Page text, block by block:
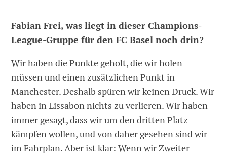
Fabian Frei, was liegt in dieser Champions-
League-Gruppe für den FC Basel noch drin?
Wir haben die Punkte geholt, die wir holen
müssen und einen zusätzlichen Punkt in
Manchester. Deshalb spüren wir keinen Druck. Wir
haben in Lissabon nichts zu verlieren. Wir haben
immer gesagt, dass wir um den dritten Platz
kämpfen wollen, und von daher gesehen sind wir
im Fahrplan. Aber ist klar: Wenn wir Zweiter